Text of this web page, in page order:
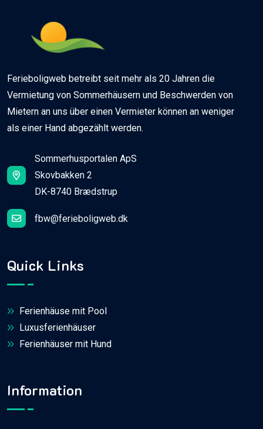
Ferieboligweb betreibt seit mehr als 20 Jahren die
Vermietung von Sommerhäusern und Beschwerden von
Mietern an uns über einen Vermieter können an weniger
als einer Hand abgezählt werden.
Sommerhusportalen ApS
Skovbakken 2
DK-8740 Brædstrup
fbw@ferieboligweb.dk
Quick Links
Ferienhäuse mit Pool
Luxusferienhäuser
Ferienhäuser mit Hund
Information